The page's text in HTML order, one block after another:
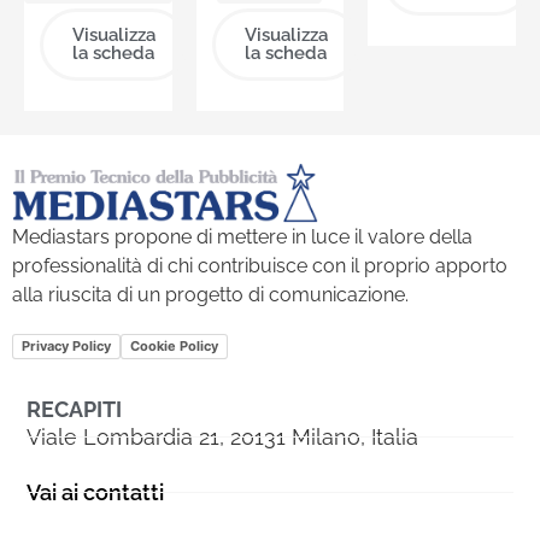
Visualizza
la scheda
Visualizza
la scheda
Mediastars propone di mettere in luce il valore della
professionalità di chi contribuisce con il proprio apporto
alla riuscita di un progetto di comunicazione.
Privacy Policy Cookie Policy
RECAPITI
Viale Lombardia 21, 20131 Milano, Italia
Vai ai contatti